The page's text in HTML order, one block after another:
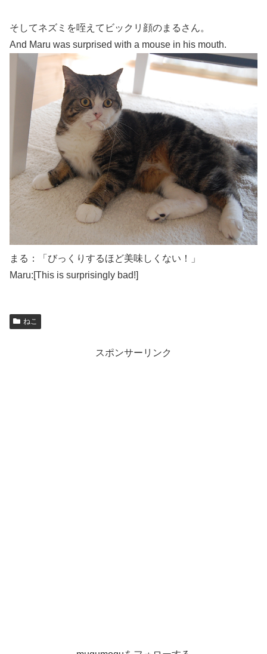
そしてネズミを咥えてビックリ顔のまるさん。
And Maru was surprised with a mouse in his mouth.
まる：「びっくりするほど美味しくない！」
Maru:[This is surprisingly bad!]
ねこ
スポンサーリンク